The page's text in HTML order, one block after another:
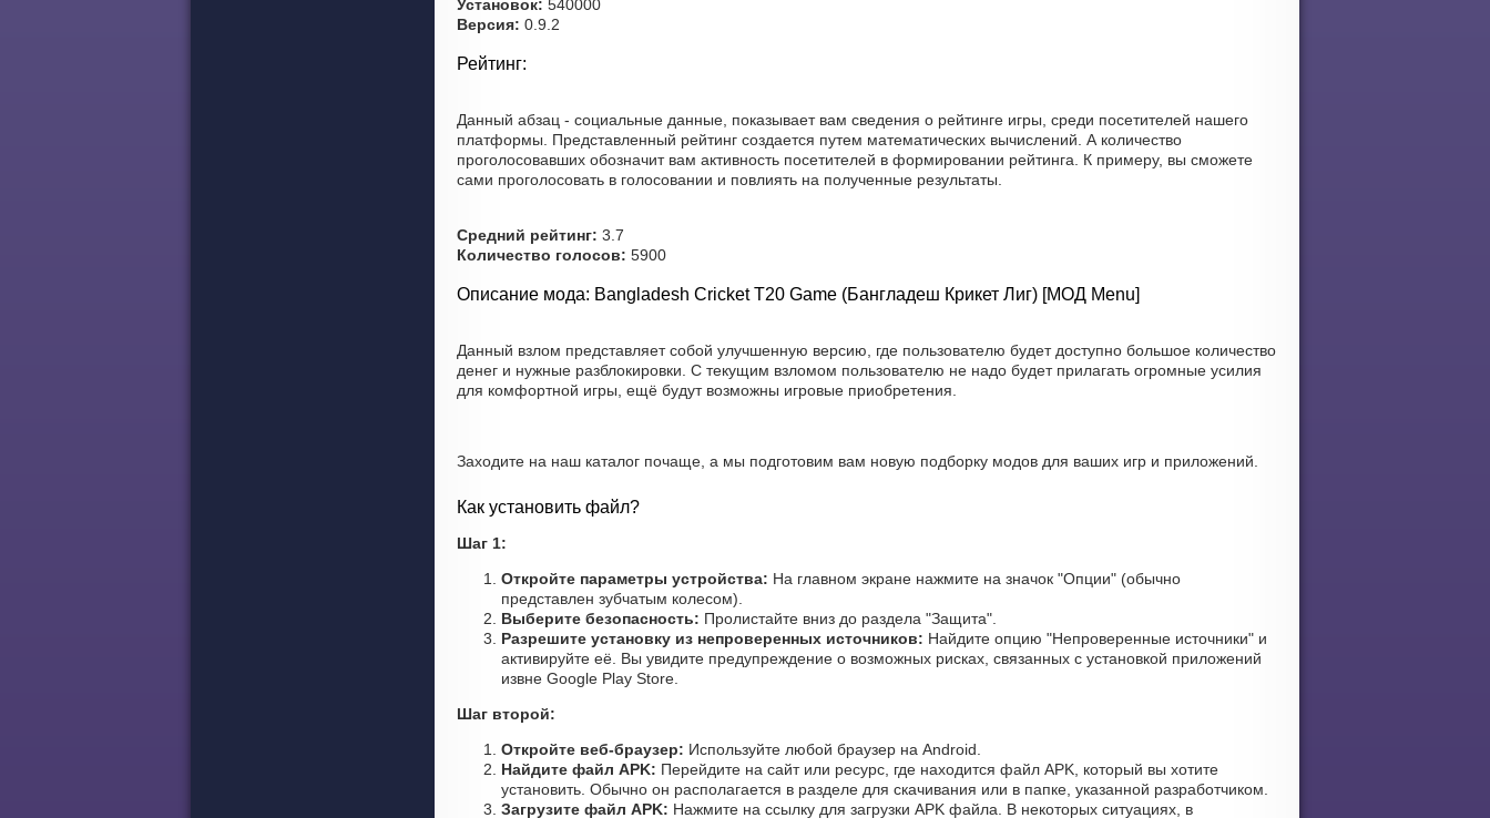
Установок: 540000
Версия: 0.9.2
Рейтинг:
Данный абзац - социальные данные, показывает вам сведения о рейтинге игры, среди посетителей нашего
платформы. Представленный рейтинг создается путем математических вычислений. А количество
проголосовавших обозначит вам активность посетителей в формировании рейтинга. К примеру, вы сможете
сами проголосовать в голосовании и повлиять на полученные результаты.
Средний рейтинг: 3.7
Количество голосов: 5900
Описание мода: Bangladesh Cricket T20 Game (Бангладеш Крикет Лиг) [МОД Menu]
Данный взлом представляет собой улучшенную версию, где пользователю будет доступно большое количество
денег и нужные разблокировки. С текущим взломом пользователю не надо будет прилагать огромные усилия
для комфортной игры, ещё будут возможны игровые приобретения.
Заходите на наш каталог почаще, а мы подготовим вам новую подборку модов для ваших игр и приложений.
Как установить файл?
Шаг 1:
Откройте параметры устройства: На главном экране нажмите на значок "Опции" (обычно
представлен зубчатым колесом).
Выберите безопасность: Пролистайте вниз до раздела "Защита".
Разрешите установку из непроверенных источников: Найдите опцию "Непроверенные источники" и
активируйте её. Вы увидите предупреждение о возможных рисках, связанных с установкой приложений
извне Google Play Store.
Шаг второй:
Откройте веб-браузер: Используйте любой браузер на Android.
Найдите файл APK: Перейдите на сайт или ресурс, где находится файл APK, который вы хотите
установить. Обычно он располагается в разделе для скачивания или в папке, указанной разработчиком.
Загрузите файл APK: Нажмите на ссылку для загрузки APK файла. В некоторых ситуациях, в